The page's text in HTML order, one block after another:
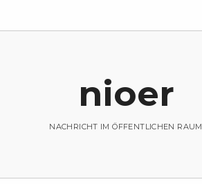
nioer
NACHRICHT IM ÖFFENTLICHEN RAUM